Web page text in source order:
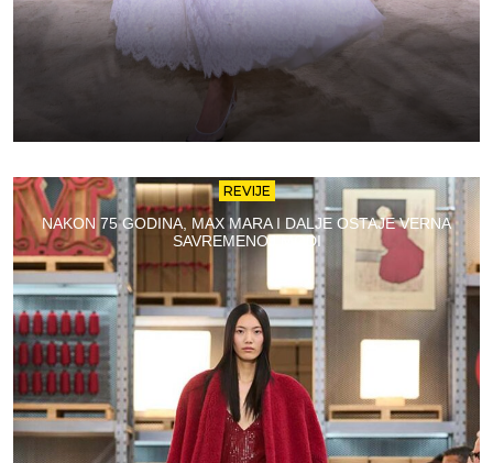
REVIJE
NAKON 75 GODINA, MAX MARA I DALJE OSTAJE VERNA
SAVREMENOJ MODI